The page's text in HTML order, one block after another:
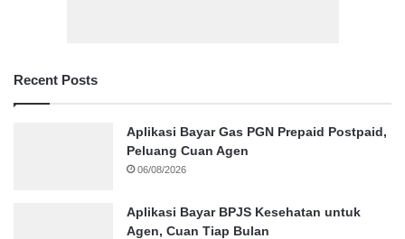
Recent Posts
Aplikasi Bayar Gas PGN Prepaid Postpaid,
Peluang Cuan Agen
06/08/2026
Aplikasi Bayar BPJS Kesehatan untuk
Agen, Cuan Tiap Bulan